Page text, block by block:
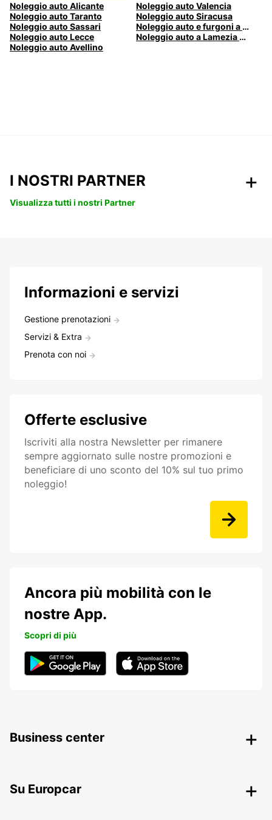
Noleggio auto Alicante
Noleggio auto Valencia
Noleggio auto Taranto
Noleggio auto Siracusa
Noleggio auto Sassari
Noleggio auto e furgoni a Pescara
Noleggio auto Lecce
Noleggio auto a Lamezia Terme, Italia
Noleggio auto Avellino
I NOSTRI PARTNER
Visualizza tutti i nostri Partner
Informazioni e servizi
Gestione prenotazioni
Servizi & Extra
Prenota con noi
Offerte esclusive
Iscriviti alla nostra Newsletter per rimanere
sempre aggiornato sulle nostre promozioni e
beneficiare di uno sconto del 10% sul tuo primo
noleggio!
Ancora più mobilità con le
nostre App.
Scopri di più
Business center
Su Europcar